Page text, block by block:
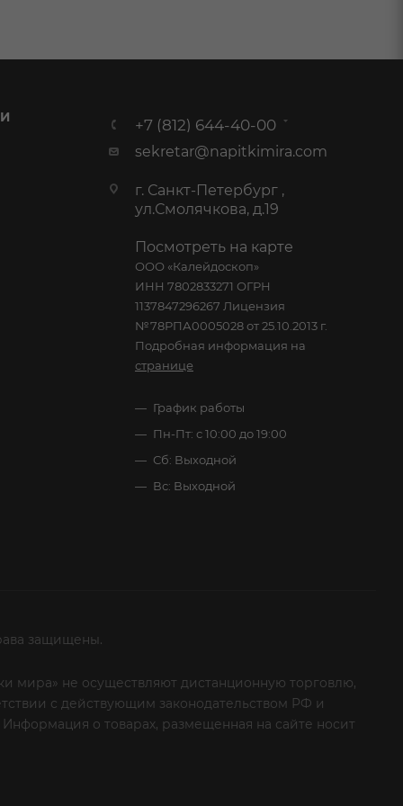
+7 (812) 644-40-00
sekretar@napitkimira.com
г. Санкт-Петербург ,
ул.Смолячкова, д.19
Посмотреть на карте
ООО «Калейдоскоп»
ИНН 7802833271 ОГРН
1137847296267 Лицензия
№78РПА0005028 от 25.10.2013 г.
Подробная информация на
странице
График работы
Пн-Пт: с 10:00 до 19:00
Сб: Выходной
Вс: Выходной
защищены.
мира» не осуществляют дистанционную торговлю,
с действующим законодательством РФ и
о товарах, размещенная на сайте носит